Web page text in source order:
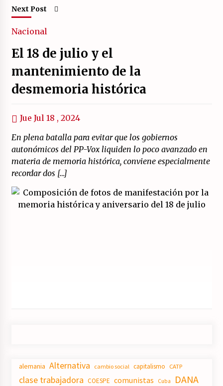
Next Post
Nacional
El 18 de julio y el
mantenimiento de la
desmemoria histórica
Jue Jul 18 , 2024
En plena batalla para evitar que los gobiernos
autonómicos del PP-Vox liquiden lo poco avanzado en
materia de memoria histórica, conviene especialmente
recordar dos […]
alemania Alternativa cambio social capitalismo CATP
clase trabajadora COESPE comunistas Cuba DANA